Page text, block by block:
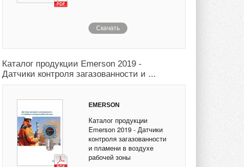
Скачать
Каталог продукции Emerson 2019 -
Датчики контроля загазованности и ...
EMERSON
Каталог продукции
Emerson 2019 - Датчики
контроля загазованности
и пламени в воздухе
рабочей зоны